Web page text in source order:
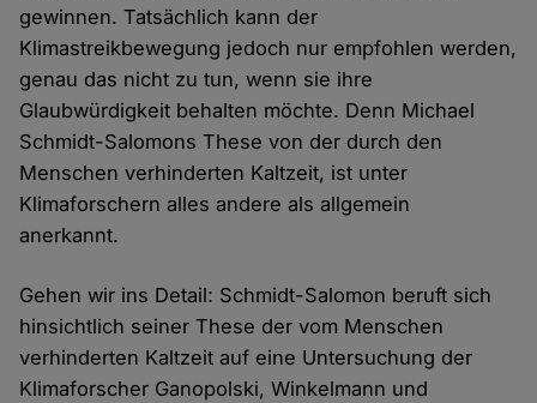
gewinnen. Tatsächlich kann der
Klimastreikbewegung jedoch nur empfohlen werden,
genau das nicht zu tun, wenn sie ihre
Glaubwürdigkeit behalten möchte. Denn Michael
Schmidt-Salomons These von der durch den
Menschen verhinderten Kaltzeit, ist unter
Klimaforschern alles andere als allgemein
anerkannt.
Gehen wir ins Detail: Schmidt-Salomon beruft sich
hinsichtlich seiner These der vom Menschen
verhinderten Kaltzeit auf eine Untersuchung der
Klimaforscher Ganopolski, Winkelmann und